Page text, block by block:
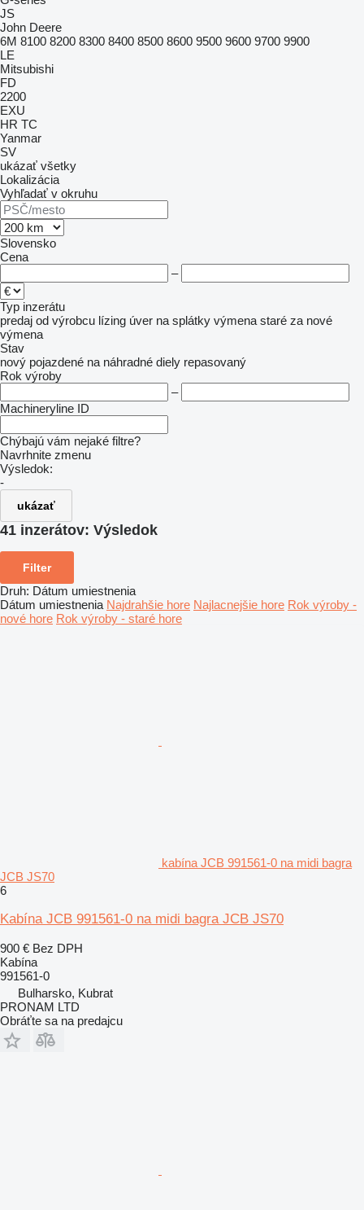
JS
John Deere
6M 8100 8200 8300 8400 8500 8600 9500 9600 9700 9900
LE
Mitsubishi
FD
2200
EXU
HR TC
Yanmar
SV
ukázať všetky
Lokalizácia
Vyhľadať v okruhu
Slovensko
Cena
–
Typ inzerátu
predaj od výrobcu lízing úver na splátky výmena staré za nové
výmena
Stav
nový pojazdené na náhradné diely repasovaný
Rok výroby
–
Machineryline ID
Chýbajú vám nejaké filtre?
Navrhnite zmenu
Výsledok:
-
ukázať
41 inzerátov: Výsledok
Filter
Druh: Dátum umiestnenia
Dátum umiestnenia Najdrahšie hore Najlacnejšie hore Rok výroby -
nové hore Rok výroby - staré hore
kabína JCB 991561-0 na midi bagra
JCB JS70
6
Kabína JCB 991561-0 na midi bagra JCB JS70
900 € Bez DPH
Kabína
991561-0
Bulharsko, Kubrat
PRONAM LTD
Obráťte sa na predajcu